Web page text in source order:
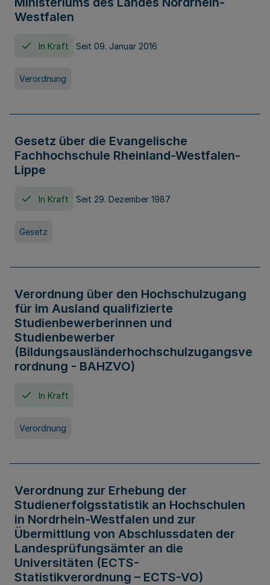
Westfalen
In Kraft Seit 09. Januar 2016
Verordnung
Gesetz über die Evangelische
Fachhochschule Rheinland-Westfalen-
Lippe
In Kraft Seit 29. Dezember 1987
Gesetz
Verordnung über den Hochschulzugang
für im Ausland qualifizierte
Studienbewerberinnen und
Studienbewerber
(Bildungsausländerhochschulzugangsve
rordnung - BAHZVO)
In Kraft
Verordnung
Verordnung zur Erhebung der
Studienerfolgsstatistik an Hochschulen
in Nordrhein-Westfalen und zur
Übermittlung von Abschlussdaten der
Landesprüfungsämter an die
Universitäten (ECTS-
Statistikverordnung – ECTS-VO)